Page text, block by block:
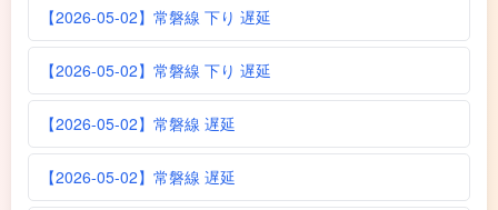
【2026-05-02】常磐線 下り 遅延
【2026-05-02】常磐線 下り 遅延
【2026-05-02】常磐線 遅延
【2026-05-02】常磐線 遅延